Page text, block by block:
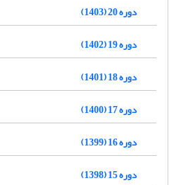
دوره 20 (1403)
دوره 19 (1402)
دوره 18 (1401)
دوره 17 (1400)
دوره 16 (1399)
دوره 15 (1398)